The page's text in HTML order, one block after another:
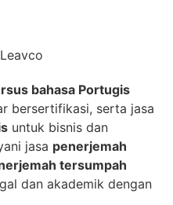
bahasa Portugis
bersertifikasi, serta jasa
untuk bisnis dan
jasa penerjemah
tersumpah
dan akademik dengan